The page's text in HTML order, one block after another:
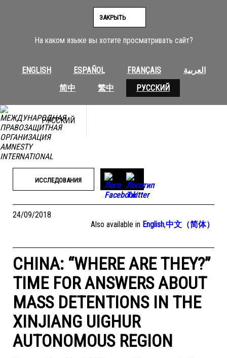
На каком языке вы хотите просматривать сайт?
ENGLISH ESPAÑOL FRANÇAIS
العربية
简中
繁中 РУССКИЙ
ЗАКРЫТЬ
РУССКИЙ
ИССЛЕДОВАНИЯ
24/09/2018
Also available in English,中文（简体）
CHINA: “WHERE ARE THEY?”
TIME FOR ANSWERS ABOUT
MASS DETENTIONS IN THE
XINJIANG UIGHUR
AUTONOMOUS REGION